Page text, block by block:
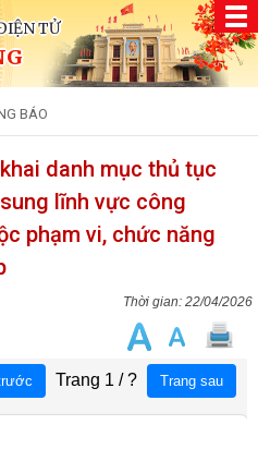
TỬ
BÁO
danh mục thủ tục
lĩnh vực công
phạm vi, chức năng
22/04/2026